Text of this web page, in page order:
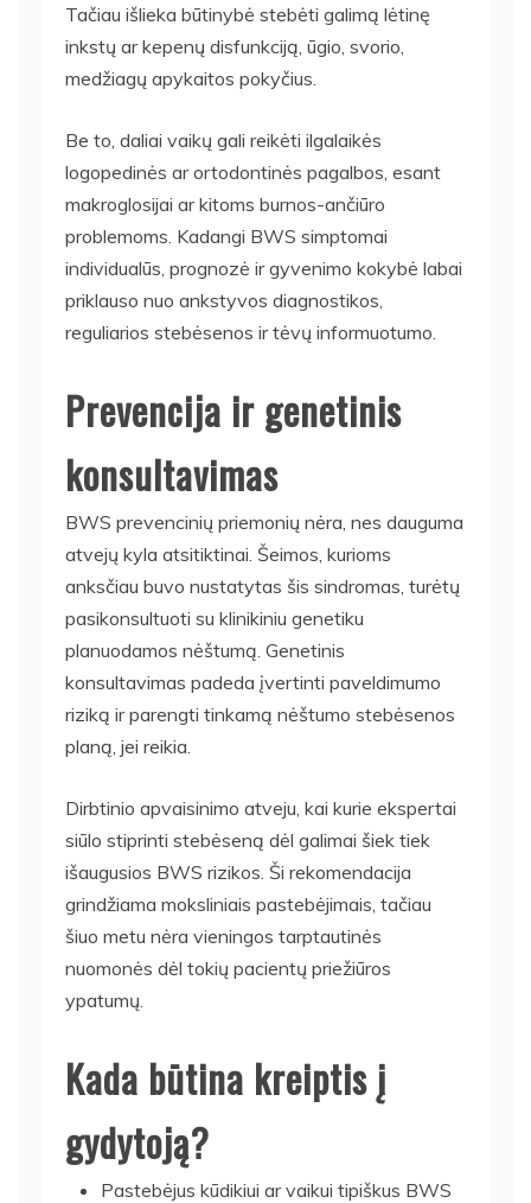
Tačiau išlieka būtinybė stebėti galimą lėtinę
inkstų ar kepenų disfunkciją, ūgio, svorio,
medžiagų apykaitos pokyčius.
Be to, daliai vaikų gali reikėti ilgalaikės
logopedinės ar ortodontinės pagalbos, esant
makroglosijai ar kitoms burnos-ančiūro
problemoms. Kadangi BWS simptomai
individualūs, prognozė ir gyvenimo kokybė labai
priklauso nuo ankstyvos diagnostikos,
reguliarios stebėsenos ir tėvų informuotumo.
Prevencija ir genetinis
konsultavimas
BWS prevencinių priemonių nėra, nes dauguma
atvejų kyla atsitiktinai. Šeimos, kurioms
anksčiau buvo nustatytas šis sindromas, turėtų
pasikonsultuoti su klinikiniu genetiku
planuodamos nėštumą. Genetinis
konsultavimas padeda įvertinti paveldimumo
riziką ir parengti tinkamą nėštumo stebėsenos
planą, jei reikia.
Dirbtinio apvaisinimo atveju, kai kurie ekspertai
siūlo stiprinti stebėseną dėl galimai šiek tiek
išaugusios BWS rizikos. Ši rekomendacija
grindžiama moksliniais pastebėjimais, tačiau
šiuo metu nėra vieningos tarptautinės
nuomonės dėl tokių pacientų priežiūros
ypatumų.
Kada būtina kreiptis į
gydytoją?
Pastebėjus kūdikiui ar vaikui tipiškus BWS